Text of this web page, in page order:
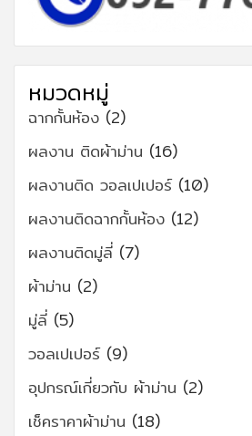
หมวดหมู่
ฉากกั้นห้อง (2)
ผลงาน ติดผ้าม่าน (16)
ผลงานติด วอลเปเปอร์(10)
ผลงานติดฉากกั้นห้อง (12)
ผลงานติดมู่ลี่ (7)
ผ้าม่าน (2)
มู่ลี่ (5)
วอลเปเปอร์(9)
อุปกรณ์เกี่ยวกับ ผ้าม่าน (2)
เช็คราคาผ้าม่าน (18)